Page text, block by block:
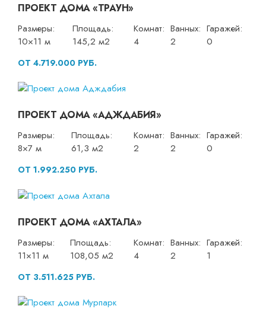
ПРОЕКТ ДОМА «ТРАУН»
Размеры:
10×11 м
Площадь:
145,2 м2
Комнат:
4
Ванных:
2
Гаражей:
0
ОТ 4.719.000 РУБ.
ПРОЕКТ ДОМА «АДЖДАБИЯ»
Размеры:
8×7 м
Площадь:
61,3 м2
Комнат:
2
Ванных:
2
Гаражей:
0
ОТ 1.992.250 РУБ.
ПРОЕКТ ДОМА «АХТАЛА»
Размеры:
11×11 м
Площадь:
108,05 м2
Комнат:
4
Ванных:
2
Гаражей:
1
ОТ 3.511.625 РУБ.